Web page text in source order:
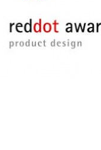
van Signia.